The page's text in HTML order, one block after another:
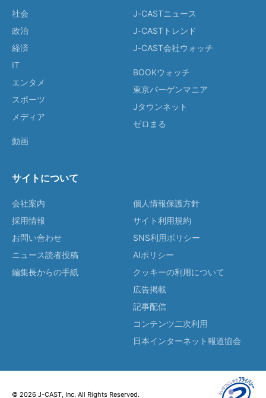
社会
政治
経済
IT
エンタメ
スポーツ
メディア
動画
J-CASTニュース
J-CASTトレンド
J-CAST会社ウォッチ
BOOKウォッチ
東京バーゲンマニア
Jタウンネット
ゼロまる
サイトについて
会社案内
採用情報
お問い合わせ
ニュース読者投稿
編集長からの手紙
個人情報保護方針
サイト利用規約
SNS利用ポリシー
AIポリシー
クッキーの利用について
広告掲載
記事配信
コンテンツ二次利用
日本インターネット報道協会
© 2026 J-CAST, Inc. All Rights Reserved.